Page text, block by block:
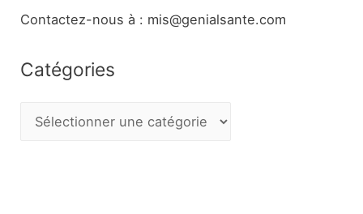
Contactez-nous à : mis@genialsante.com
Catégories